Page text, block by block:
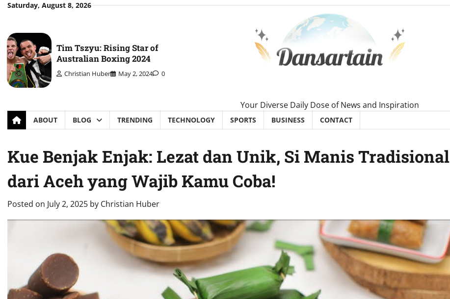
SkipSaturday, August 8, 2026
Tim Tszyu: Rising Star of
Australian Boxing 2024
Christian Huber May 2, 2024 0
Your Diverse Daily Dose of News and Inspiration
ABOUT BLOG TRENDING TECHNOLOGY SPORTS BUSINESS CONTACT
Kue Benjak Enjak: Lezat dan Unik, Si Manis Tradisional
dari Aceh yang Wajib Kamu Coba!
Posted on July 2, 2025 by Christian Huber